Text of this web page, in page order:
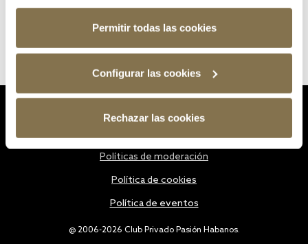
Permitir todas las cookies
Configurar las cookies
Rechazar las cookies
@ 2006-2026 Club Privado Pasión Habanos.
Políticas de moderación
Política de cookies
Política de eventos